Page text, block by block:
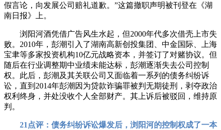
假言论，向发展公司赔礼道歉。”这篇撤职声明被刊登在《湖
南日报》上。
浏阳河酒凭借广告风生水起，但2000年代多次借壳上市失
败。2010年，彭潮引入了湖南高新创投集团、中金国际、上海
宝聿等多家投资机构10亿元战略资本，并签订了对赌协议。但
随后在行业调整期中业绩未能达标，彭潮逐渐失去公司控制
权。此后，彭潮及其关联公司又面临着一系列的债务纠纷诉
讼，直到2014年彭潮因为贷款诈骗罪被判无期徒刑，剥夺政治
权利终身，并处没收个人全部财产。其上诉后被驳回，维持原
判。
21点评：债务纠纷诉讼爆发后，浏阳河的控制权成了一本